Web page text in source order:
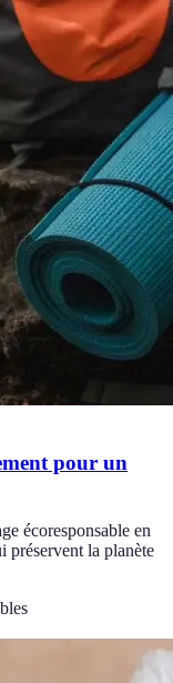
pour un
écoresponsable en
préservent la planète